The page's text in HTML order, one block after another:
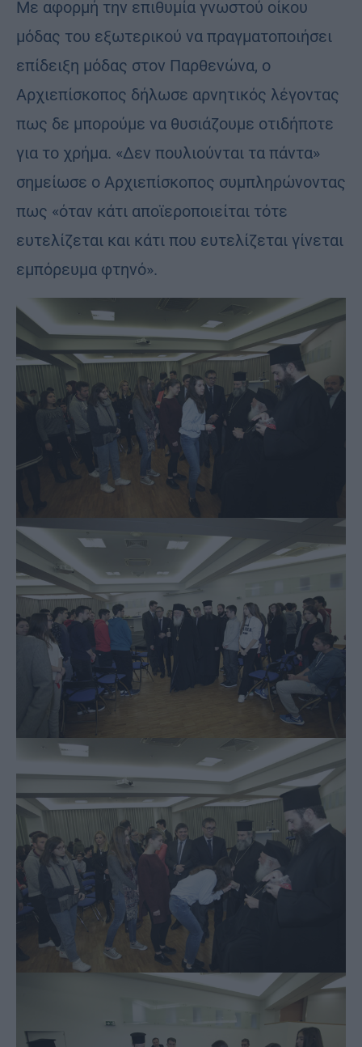
Με αφορμή την επιθυμία γνωστού οίκου
μόδας του εξωτερικού να πραγματοποιήσει
επίδειξη μόδας στον Παρθενώνα, ο
Αρχιεπίσκοπος δήλωσε αρνητικός λέγοντας
πως δε μπορούμε να θυσιάζουμε οτιδήποτε
για το χρήμα. «Δεν πουλιούνται τα πάντα»
σημείωσε ο Αρχιεπίσκοπος συμπληρώνοντας
πως «όταν κάτι αποϊεροποιείται τότε
ευτελίζεται και κάτι που ευτελίζεται γίνεται
εμπόρευμα φτηνό».